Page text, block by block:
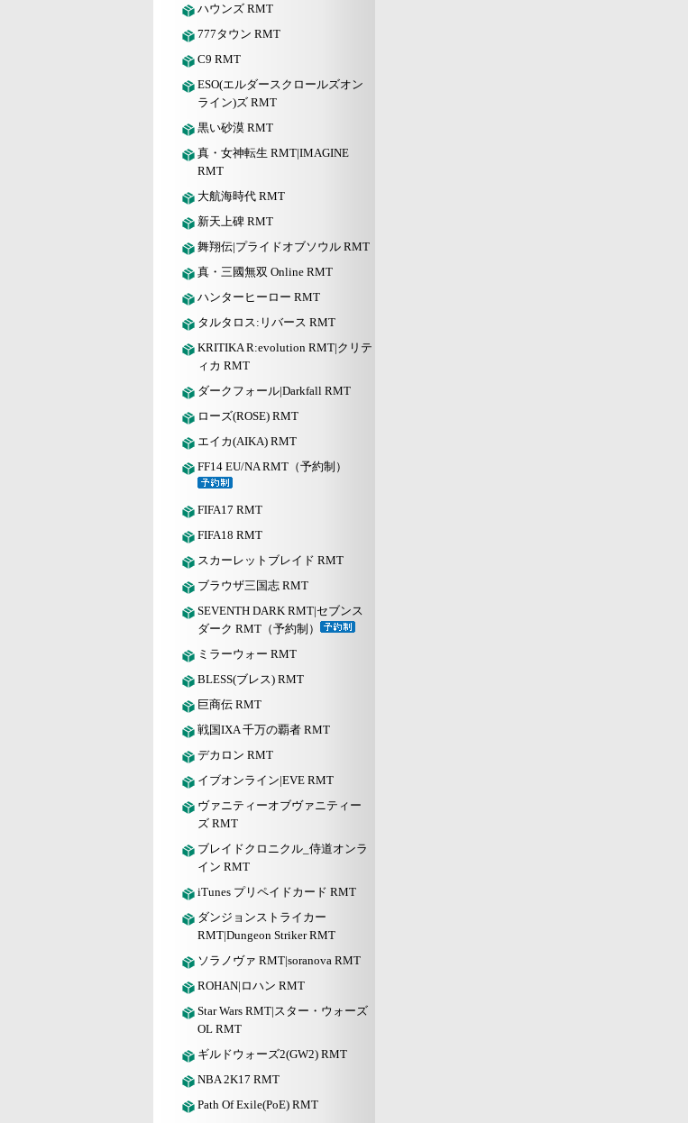
ハウンズ RMT
777タウン RMT
C9 RMT
ESO(エルダースクロールズオン
ライン)ズ RMT
黒い砂漠 RMT
真・女神転生 RMT|IMAGINE
RMT
大航海時代 RMT
新天上碑 RMT
舞翔伝|プライドオブソウル RMT
真・三國無双 Online RMT
ハンターヒーロー RMT
タルタロス:リバース RMT
KRITIKA R:evolution RMT|クリテ
ィカ RMT
ダークフォール|Darkfall RMT
ローズ(ROSE) RMT
エイカ(AIKA) RMT
FF14 EU/NA RMT（予約制）
FIFA17 RMT
FIFA18 RMT
スカーレットブレイド RMT
ブラウザ三国志 RMT
SEVENTH DARK RMT|セブンス
ダーク RMT（予約制）
ミラーウォー RMT
BLESS(ブレス) RMT
巨商伝 RMT
戦国IXA 千万の覇者 RMT
デカロン RMT
イブオンライン|EVE RMT
ヴァニティーオブヴァニティー
ズ RMT
ブレイドクロニクル_侍道オンラ
イン RMT
iTunes プリペイドカード RMT
ダンジョンストライカー
RMT|Dungeon Striker RMT
ソラノヴァ RMT|soranova RMT
ROHAN|ロハン RMT
Star Wars RMT|スター・ウォーズ
OL RMT
ギルドウォーズ2(GW2) RMT
NBA 2K17 RMT
Path Of Exile(PoE) RMT